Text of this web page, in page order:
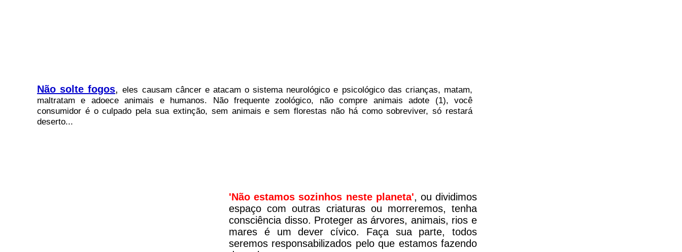
Não solte fogos,eles causam câncer e atacam o sistema neurológico e psicológico das crianças, matam,
maltratam e adoece animais e humanos. Não frequente zoológico, não compre animais adote (1), você
consumidor é o culpado pela sua extinção, sem animais e sem florestas não há como sobreviver, só restará
deserto...
'Não estamos sozinhos neste planeta', ou dividimos
espaço com outras criaturas ou morreremos, tenha
consciência disso. Proteger as árvores, animais, rios e
mares é um dever cívico. Faça sua parte, todos
seremos responsabilizados pelo que estamos fazendo